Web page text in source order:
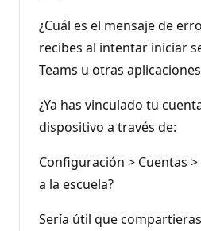
¿Cuál es el mensaje de
recibes al intentar iniciar
Teams u otras
¿Ya has vinculado tu
dispositivo a través de:
Configuración > Cuentas
a la escuela?
Sería útil que